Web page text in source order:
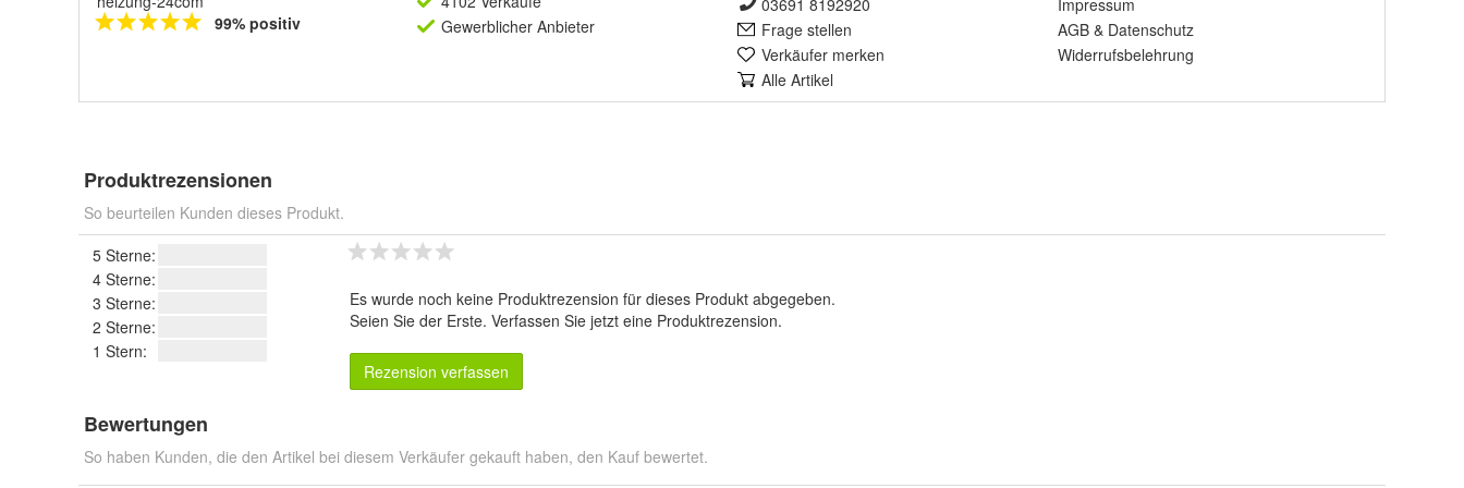
99% positiv
Gewerblicher Anbieter
03691 8192920
Frage stellen
Verkäufer merken
Alle Artikel
Impressum
AGB & Datenschutz
Widerrufsbelehrung
Produktrezensionen
So beurteilen Kunden dieses Produkt.
5 Sterne:
4 Sterne:
3 Sterne:
2 Sterne:
1 Stern:
Es wurde noch keine Produktrezension für dieses Produkt abgegeben.
Seien Sie der Erste. Verfassen Sie jetzt eine Produktrezension.
Rezension verfassen
Bewertungen
So haben Kunden, die den Artikel bei diesem Verkäufer gekauft haben, den Kauf bewertet.